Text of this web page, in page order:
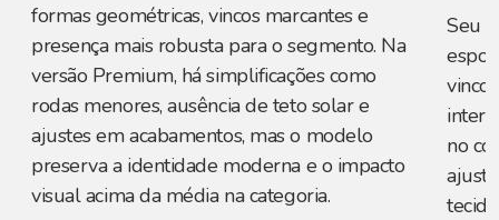
formas geométricas, vincos marcantes e
presença mais robusta para o segmento. Na
versão Premium, há simplificações como
rodas menores, ausência de teto solar e
ajustes em acabamentos, mas o modelo
preserva a identidade moderna e o impacto
visual acima da média na categoria.
Seu
no